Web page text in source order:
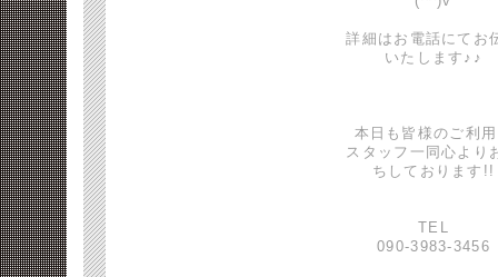
詳細はお電話にてお
いたします♪♪
本日も皆様のご利
スタッフ一同心より
ちしております!!
TEL
090-3983-3456